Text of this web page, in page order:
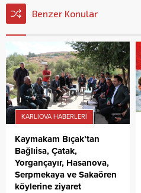
Benzer Konular
KARLIOVA HABERLERI
Kaymakam Bıçak’tan
Bağlıisa, Çatak,
Yorgançayır, Hasanova,
Serpmekaya ve Sakaören
köylerine ziyaret